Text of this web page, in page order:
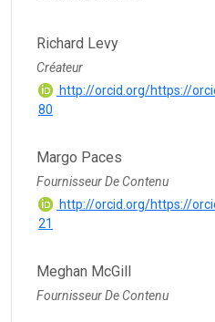
Richard Levy
Créateur
http://orcid.org/https://
80
Margo Paces
Fournisseur De Contenu
http://orcid.org/https://
21
Meghan McGill
Fournisseur De Contenu